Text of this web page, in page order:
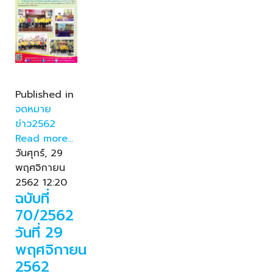
Published in
จดหมาย
ข่าว2562
Read more...
วันศุกร์, 29
พฤศจิกายน
2562 12:20
ฉบับที่
70/2562
วันที่ 29
พฤศจิกายน
2562